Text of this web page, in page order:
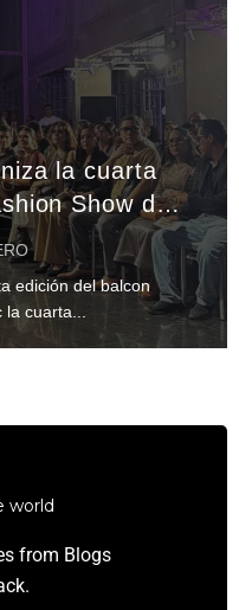
la cuarta
Show de
edición del balcon
cuarta...
world
from Blogs